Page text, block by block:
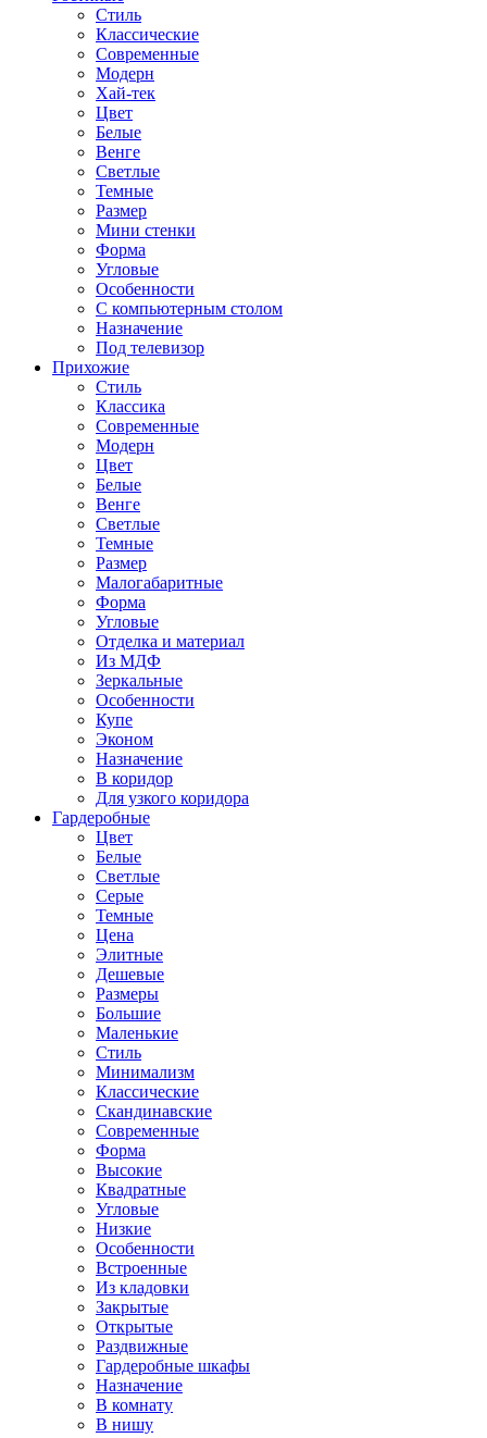
Стиль
Классические
Современные
Модерн
Хай-тек
Цвет
Белые
Венге
Светлые
Темные
Размер
Мини стенки
Форма
Угловые
Особенности
С компьютерным столом
Назначение
Под телевизор
Прихожие
Стиль
Классика
Современные
Модерн
Цвет
Белые
Венге
Светлые
Темные
Размер
Малогабаритные
Форма
Угловые
Отделка и материал
Из МДФ
Зеркальные
Особенности
Купе
Эконом
Назначение
В коридор
Для узкого коридора
Гардеробные
Цвет
Белые
Светлые
Серые
Темные
Цена
Элитные
Дешевые
Размеры
Большие
Маленькие
Стиль
Минимализм
Классические
Скандинавские
Современные
Форма
Высокие
Квадратные
Угловые
Низкие
Особенности
Встроенные
Из кладовки
Закрытые
Открытые
Раздвижные
Гардеробные шкафы
Назначение
В комнату
В нишу